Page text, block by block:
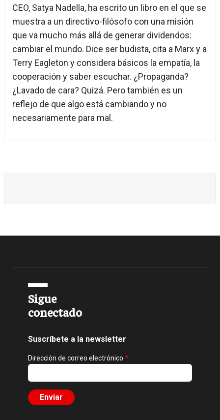
CEO, Satya Nadella, ha escrito un libro en el que se
muestra a un directivo-filósofo con una misión
que va mucho más allá de generar dividendos:
cambiar el mundo. Dice ser budista, cita a Marx y a
Terry Eagleton y considera básicos la empatía, la
cooperación y saber escuchar. ¿Propaganda?
¿Lavado de cara? Quizá. Pero también es un
reflejo de que algo está cambiando y no
necesariamente para mal.
Sigue
conectado
Suscríbete a la newsletter
Dirección de correo electrónico